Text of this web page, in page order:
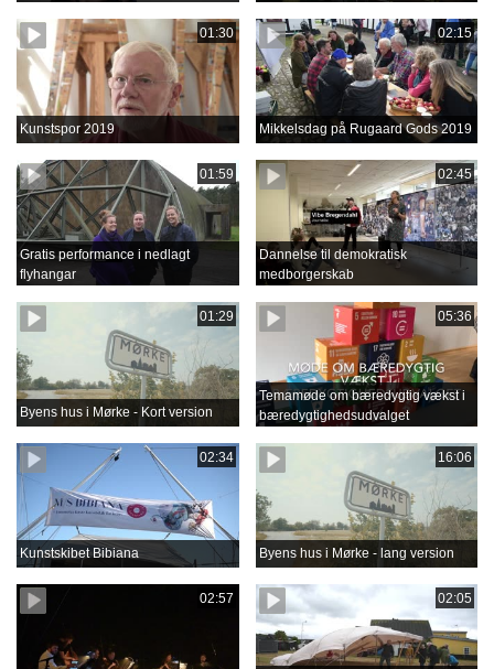
01:30
Kunstspor 2019
02:15
Mikkelsdag på Rugaard Gods 2019
01:59
Gratis performance i nedlagt
flyhangar
02:45
Dannelse til demokratisk
medborgerskab
01:29
Byens hus i Mørke - Kort version
05:36
Temamøde om bæredygtig vækst i
bæredygtighedsudvalget
02:34
Kunstskibet Bibiana
16:06
Byens hus i Mørke - lang version
02:57 02:05